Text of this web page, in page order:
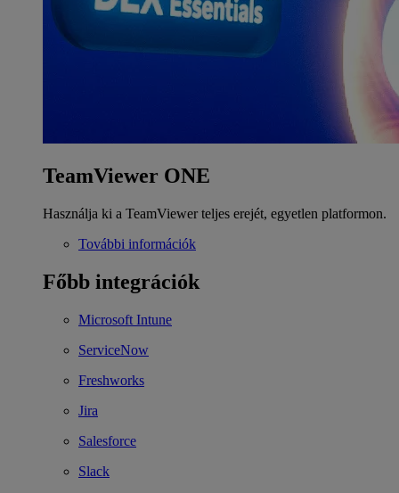
TeamViewer ONE
Használja ki a TeamViewer teljes erejét, egyetlen platformon.
További információk
Főbb integrációk
Microsoft Intune
ServiceNow
Freshworks
Jira
Salesforce
Slack